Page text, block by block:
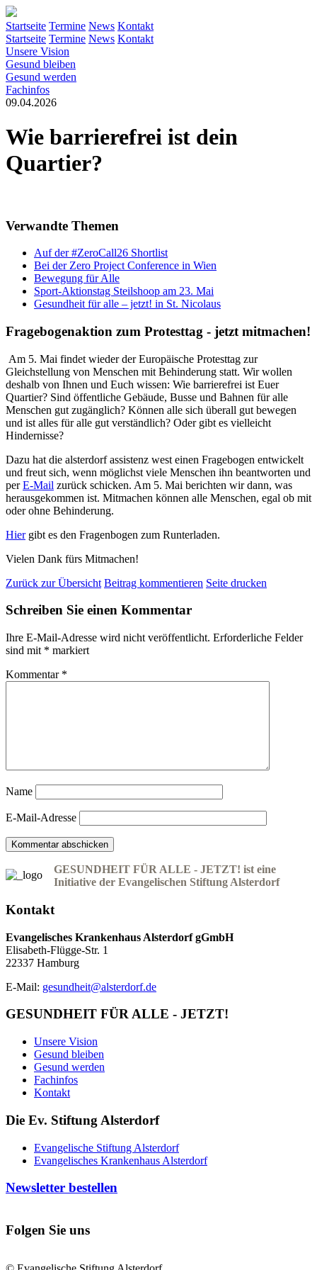
Startseite Termine News Kontakt
Startseite Termine News Kontakt
Unsere Vision
Gesund bleiben
Gesund werden
Fachinfos
09.04.2026
Wie barrierefrei ist dein
Quartier?
Verwandte Themen
Auf der #ZeroCall26 Shortlist
Bei der Zero Project Conference in Wien
Bewegung für Alle
Sport-Aktionstag Steilshoop am 23. Mai
Gesundheit für alle – jetzt! in St. Nicolaus
Fragebogenaktion zum Protesttag - jetzt mitmachen!
Am 5. Mai findet wieder der Europäische Protesttag zur
Gleichstellung von Menschen mit Behinderung statt. Wir wollen
deshalb von Ihnen und Euch wissen: Wie barrierefrei ist Euer
Quartier? Sind öffentliche Gebäude, Busse und Bahnen für alle
Menschen gut zugänglich? Können alle sich überall gut bewegen
und ist alles für alle gut verständlich? Oder gibt es vielleicht
Hindernisse?
Dazu hat die alsterdorf assistenz west einen Fragebogen entwickelt
und freut sich, wenn möglichst viele Menschen ihn beantworten und
perE-Mail zurück schicken. Am 5. Mai berichten wir dann, was
herausgekommen ist. Mitmachen können alle Menschen, egal ob mit
oder ohne Behinderung.
Hiergibt es den Fragenbogen zum Runterladen.
Vielen Dank fürs Mitmachen!
Zurück zur Übersicht Beitrag kommentieren Seite drucken
Schreiben Sie einen Kommentar
Ihre E-Mail-Adresse wird nicht veröffentlicht. Erforderliche Felder
sind mit * markiert
Kommentar *
Name
E-Mail-Adresse
GESUNDHEIT FÜR ALLE - JETZT! ist eine
Initiative der Evangelischen Stiftung Alsterdorf
Kontakt
Evangelisches Krankenhaus Alsterdorf gGmbH
Elisabeth-Flügge-Str. 1
22337 Hamburg
E-Mail: gesundheit@alsterdorf.de
GESUNDHEIT FÜR ALLE - JETZT!
Unsere Vision
Gesund bleiben
Gesund werden
Fachinfos
Kontakt
Die Ev. Stiftung Alsterdorf
Evangelische Stiftung Alsterdorf
Evangelisches Krankenhaus Alsterdorf
Newsletter bestellen
Folgen Sie uns